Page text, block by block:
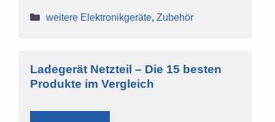
Kategorien
weitere Elektronikgeräte, Zubehör
Ladegerät Netzteil – Die 15 besten
Produkte im Vergleich